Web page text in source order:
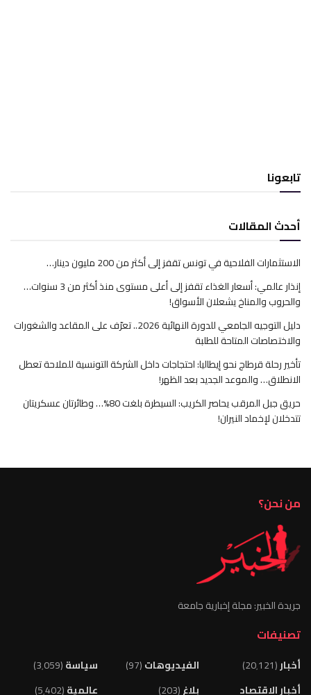
تابعونا
أحدث المقالات
الاستثمارات الفلاحية في تونس تقفز إلى أكثر من 200 مليون دينار…
إنذار عالمي: أسعار الغذاء تقفز إلى أعلى مستوى منذ أكثر من 3 سنوات…
والحروب والمناخ يشعلان الأسواق!
دليل التوجيه الجامعي للدورة النهائية 2026.. تعرّف على المقاعد والشغورات
والاختصاصات المتاحة للطلبة
تأخير رحلة قرطاج نحو إيطاليا: احتجاجات داخل الشركة التونسية للملاحة تعطل
الانطلاق… والموعد الجديد بعد الظهر!
حريق جبل المرقب يحاصر الكريب: السيطرة بلغت 80%… وطائرتان عسكريتان
تتدخلان لإخماد النيران!
من نحن؟
جريدة الخبير: مجلة إخبارية جامعة
تصنيفات
أخبار(20٬121)
أخبار الاقتصاد
الفيديوهات(97)
بلاغ(203)
سياسة(3٬059)
عالمية(5٬402)